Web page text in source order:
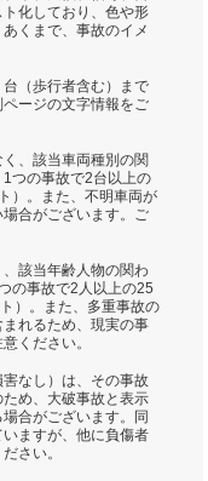
化しており、色や形
くまで、事故のイメ
（歩行者含む）まで
ージの文字情報をご
、該当車両種別の関
つの事故で2台以上の
）。また、不明車両が
合がございます。ご
該当年齢人物の関わ
の事故で2人以上の25
）。また、多重事故の
れるため、現実の事
ください。
なし）は、その事故
め、大破事故と表示
合がございます。同
ますが、他に負傷者
さい。